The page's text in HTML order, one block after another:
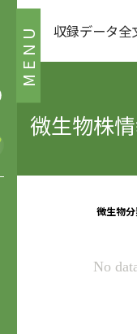
MENU 収録データ全
微生物株